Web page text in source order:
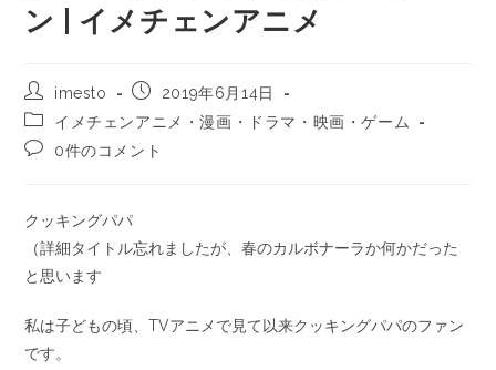
ン | イメチェンアニメ
imesto
2019年6月14日
イメチェンアニメ・漫画・ドラマ・映画・ゲーム
0件のコメント
クッキングパパ
（詳細タイトル忘れましたが、春のカルボナーラか何かだった
と思います
私は子どもの頃、TVアニメで見て以来クッキングパパのファン
です。